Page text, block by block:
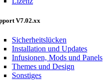
V7.02.xx
Sicherheitslücken
Installation und Updates
Infusionen, Mods und Panels
Themes und Design
Sonstiges